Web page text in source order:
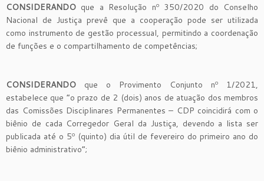
CONSIDERANDO que a Resolução nº 350/2020 do Conselho
Nacional de Justiça prevê que a cooperação pode ser utilizada
como instrumento de gestão processual, permitindo a coordenação
de funções e o compartilhamento de competências;
CONSIDERANDO que o Provimento Conjunto nº 1/2021,
estabelece que “o prazo de 2 (dois) anos de atuação dos membros
das Comissões Disciplinares Permanentes – CDP coincidirá com o
biênio de cada Corregedor Geral da Justiça, devendo a lista ser
publicada até o 5º (quinto) dia útil de fevereiro do primeiro ano do
biênio administrativo”;